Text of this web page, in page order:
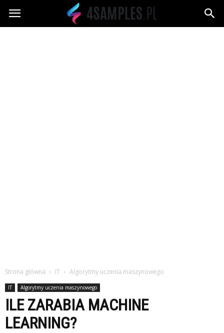
4samples.pl
Strona główna IT Algorytmy uczenia maszynowego
IT Algorytmy uczenia maszynowego
ILE ZARABIA MACHINE
LEARNING?